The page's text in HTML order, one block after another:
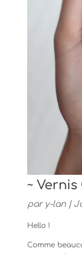
~
par y-lan|
Hello !
Comme